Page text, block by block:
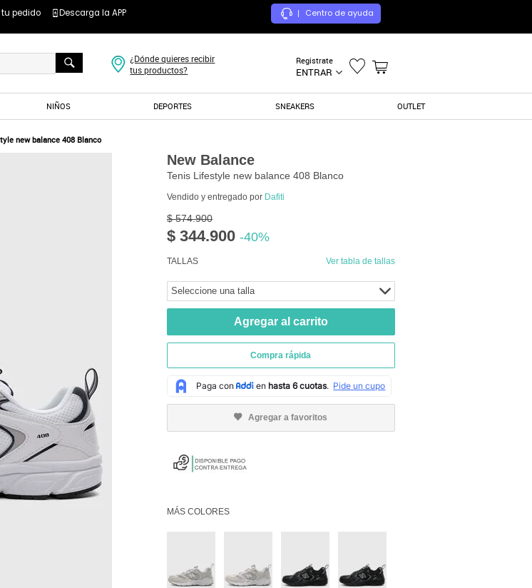
pedido Descarga la APP | Centro de ayuda
Registrate
ENTRAR
¿Dónde quieres recibir
tus productos?
NIÑOS DEPORTES SNEAKERS OUTLET
new balance 408 Blanco
New Balance
Tenis Lifestyle new balance 408 Blanco
Vendido y entregado por Dafiti
$ 574.900
$ 344.900 -40%
TALLAS Ver tabla de tallas
Seleccione una talla
Agregar al carrito
Compra rápida
Agregar a favoritos
MÁS COLORES